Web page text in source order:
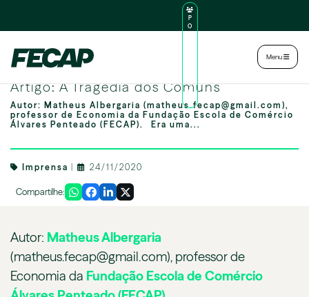
P
O
U
N
Menu
Artigo: A Tragédia dos Comuns
Autor: Matheus Albergaria (matheus.fecap@gmail.com),
professor de Economia da Fundação Escola de Comércio
Álvares Penteado (FECAP). Era uma...
Imprensa 24/11/2020
Compartilhe:
Autor: Matheus Albergaria
(matheus.fecap@gmail.com), professor de
Economia da Fundação Escola de Comércio